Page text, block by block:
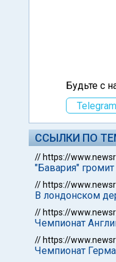
Будьте с
Telegram
ССЫЛКИ ПО
// https://
"Бавария"
// https://
В лондонском
// https://
Чемпионат
// https://
Чемпионат